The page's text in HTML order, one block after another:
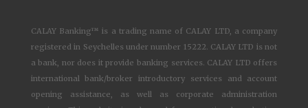
CALAY Banking™ is a trading name of CALAY LTD, a company
registered in Seychelles under number 15222. CALAY LTD is not
a bank, nor does it provide banking services. CALAY LTD offers
international bank/broker introductory services and account
opening assistance, as well as corporate administration